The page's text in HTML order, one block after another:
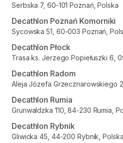
Serbska 7, 60-101 Poznań, Polska
Decathlon Poznań Komorniki
Sycowska 51, 60-003 Poznań,
Decathlon Płock
Trasa ks. Jerzego Popiełuszki 6,
Decathlon Radom
Aleja Józefa Grzecznarowskiego
Decathlon Rumia
Grunwaldzka 110, 84-230 Rumia,
Decathlon Rybnik
Gliwicka 45, 44-200 Rybnik, Polska